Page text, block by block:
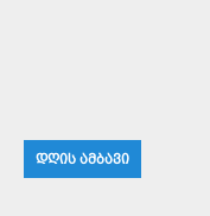
ᲓᲦᲘᲡ ᲐᲛᲑᲐᲕᲘ